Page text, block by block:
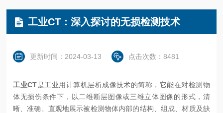
工业CT：深入探讨的无损检测技术
更新时间：2024-03-13 点击次数：8481
工业CT是工业用计算机层析成像技术的简称，它能在对检测物
体无损伤条件下，以二维断层图像或三维立体图像的形式，清
晰、准确、直观地展示被检测物体内部的结构、组成、材质及缺